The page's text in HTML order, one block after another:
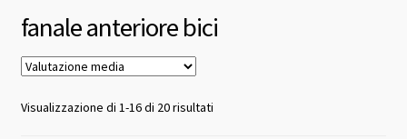
Chi siamo
fanale anteriore bici
Visualizzazione di 1-16 di 20 risultatiValutazione